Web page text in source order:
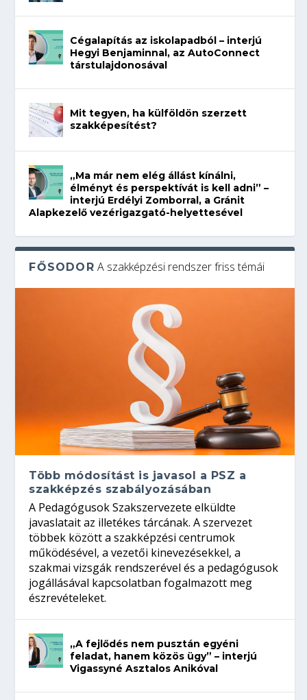
Cégalapítás az iskolapadból – interjú
Hegyi Benjaminnal, az AutoConnect
társtulajdonosával
Mit tegyen, ha külföldön szerzett
szakképesítést?
„Ma már nem elég állást kínálni,
élményt és perspektívát is kell adni” –
interjú Erdélyi Zomborral, a Gránit
Alapkezelő vezérigazgató-helyettesével
FŐSODOR A szakképzési rendszer friss témái
Több módosítást is javasol a PSZ a
szakképzés szabályozásában
A Pedagógusok Szakszervezete elküldte
javaslatait az illetékes tárcának. A szervezet
többek között a szakképzési centrumok
működésével, a vezetői kinevezésekkel, a
szakmai vizsgák rendszerével és a pedagógusok
jogállásával kapcsolatban fogalmazott meg
észrevételeket.
„A fejlődés nem pusztán egyéni
feladat, hanem közös ügy” – interjú
Vigassyné Asztalos Anikóval